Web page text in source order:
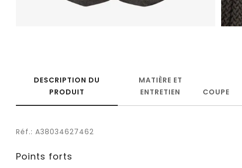
DESCRIPTION DU
PRODUIT
MATIÈRE ET
ENTRETIEN
COUPE
Réf.: A38034627462
Points forts